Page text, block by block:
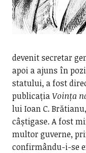
devenit secretar
apoi a ajuns în
statului, a fost
publicațiaVoința
lui Ioan C.
câștigase. A fost
multor guverne,
confirmându-i-se